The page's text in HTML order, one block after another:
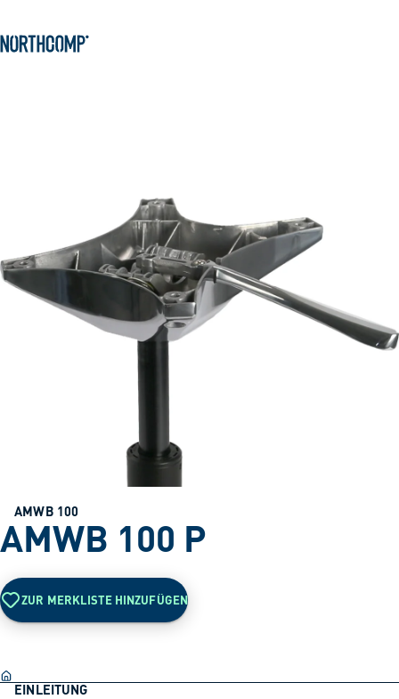
Zur Navigation springen
AMWB 100
AMWB 100 P
ZUR MERKLISTE HINZUFÜGEN
EINLEITUNG